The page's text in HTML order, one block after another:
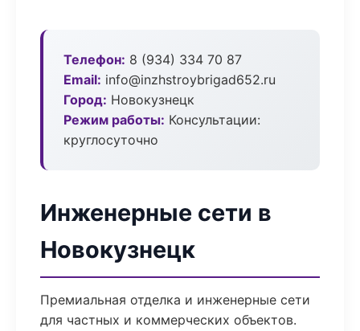
Телефон: 8 (934) 334 70 87
Email: info@inzhstroybrigad652.ru
Город: Новокузнецк
Режим работы: Консультации:
круглосуточно
Инженерные сети в
Новокузнецк
Премиальная отделка и инженерные сети
для частных и коммерческих объектов.